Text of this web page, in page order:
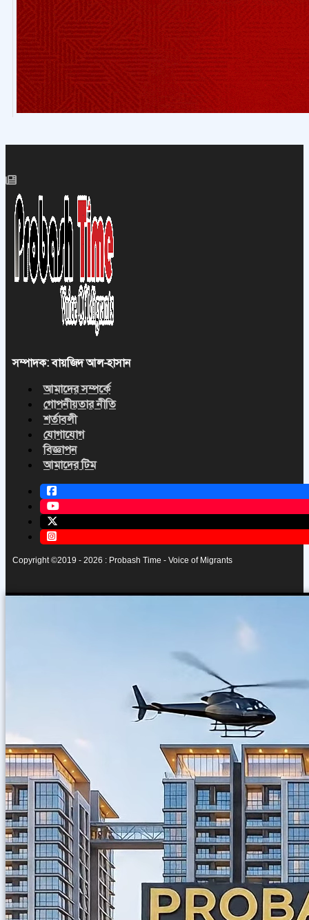
সম্পাদক: বায়জিদ আল-হাসান
আমাদের সম্পর্কে
গোপনীয়তার নীতি
শর্তাবলী
যোগাযোগ
বিজ্ঞাপন
আমাদের টিম
Copyright ©2019 - 2026 : Probash Time - Voice of Migrants